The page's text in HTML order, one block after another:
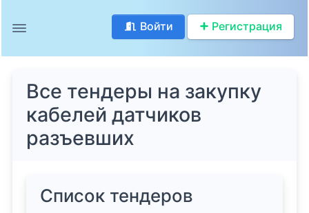
Войти Регистрация
Все тендеры на закупку
кабелей датчиков
разъевших
Список тендеров